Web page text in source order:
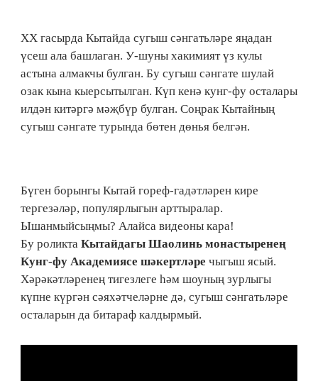
ХХ гасырда Кытайда сугыш сәнгатьләре яңадан
үсеш ала башлаган. У-шуны хакимият үз кулы
астына алмакчы булган. Бу сугыш сәнгате шулай
озак кына кыерсытылган. Күп кенә кунг-фу осталары
илдән китәргә мәҗбүр булган. Соңрак Кытайның
сугыш сәнгате турында бөтен дөнья белгән.
Бүген борынгы Кытай гореф-гадәтләрен кире
тергезәләр, популярлыгын арттыралар.
Ышанмыйсыңмы? Алайса видеоны кара!
Бу роликта Кытайдагы Шаолинь монастыренең
Кунг-фу Академиясе шәкертләре чыгыш ясый.
Хәрәкәтләренең тигезлеге һәм шоуның зурлыгы
күпне күргән сәяхәтчеләрне дә, сугыш сәнгатьләре
осталарын да битараф калдырмый.